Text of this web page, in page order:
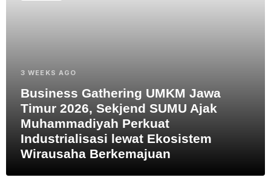
3 WEEKS AGO
Business Gathering UMKM Jawa
Timur 2026, Sekjend SUMU Ajak
Muhammadiyah Perkuat
Industrialisasi lewat Ekosistem
Wirausaha Berkemajuan